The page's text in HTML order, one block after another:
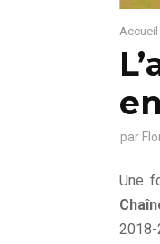
Accueil
par
Une
2018-